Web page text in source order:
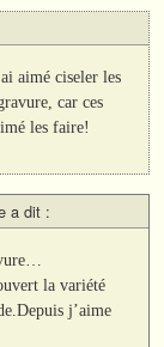
aimé ciseler les
car ces
les faire!
a dit :
la variété
j’aime